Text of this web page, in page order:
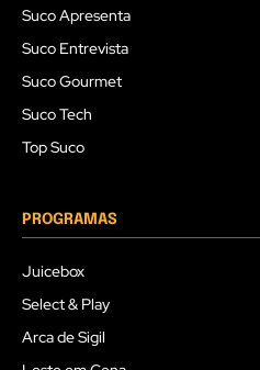
Suco Apresenta
Suco Entrevista
Suco Gourmet
Suco Tech
Top Suco
PROGRAMAS
Juicebox
Select & Play
Arca de Sigil